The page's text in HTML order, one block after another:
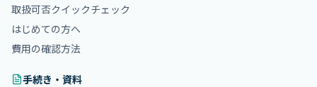
取扱可否クイックチェック
はじめての方へ
費用の確認方法
手続き・資料